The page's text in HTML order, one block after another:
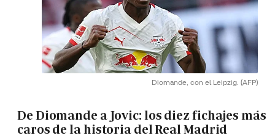
Diomande, con el Leipzig. (AFP)
De Diomande a Jovic: los diez fichajes más
caros de la historia del Real Madrid